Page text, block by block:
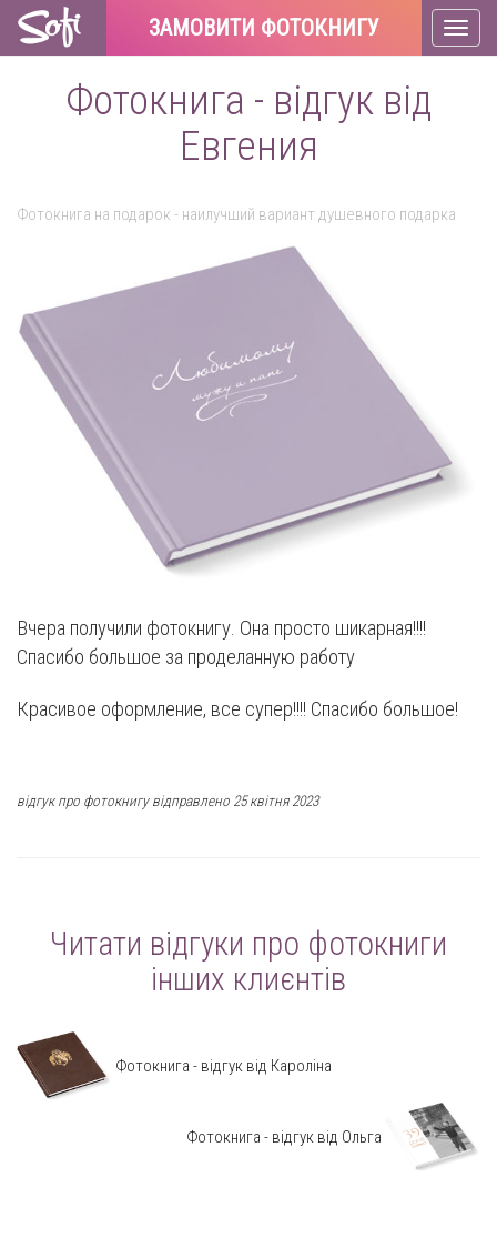
ЗАМОВИТИ ФОТОКНИГУ
Фотокнига - відгук від
Евгения
Фотокнига на подарок - наилучший вариант душевного подарка
Вчера получили фотокнигу. Она просто шикарная!!!!
Спасибо большое за проделанную работу
Красивое оформление, все супер!!!! Спасибо большое!
відгук про фотокнигу відправлено 25 квітня 2023
Читати відгуки про фотокниги
інших клиєнтів
Фотокнига - відгук від Кароліна
Фотокнига - відгук від Ольга